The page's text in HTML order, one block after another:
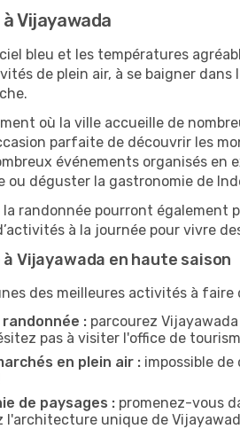
Vijayawada
bleu et les températures
de plein air, à se baigner
où la ville accueille de
parfaite de découvrir les
événements organisés en
ou déguster la gastronomie de
la randonnée pourront également
à la journée pour vivre
Vijayawada en haute saison
des meilleures activités à
: parcourez
pas à visiter l'office de
en plein air : impossible
de paysages : promenez-vous
l'architecture unique de